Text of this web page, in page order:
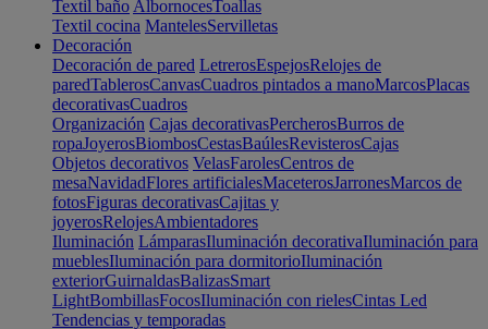
Textil baño AlbornocesToallas
Textil cocina MantelesServilletas
Decoración
Decoración de pared LetrerosEspejosRelojes de
paredTablerosCanvasCuadros pintados a manoMarcosPlacas
decorativasCuadros
Organización Cajas decorativasPercherosBurros de
ropaJoyerosBiombosCestasBaúlesRevisterosCajas
Objetos decorativos VelasFarolesCentros de
mesaNavidadFlores artificialesMaceterosJarronesMarcos de
fotosFiguras decorativasCajitas y
joyerosRelojesAmbientadores
Iluminación LámparasIluminación decorativaIluminación para
mueblesIluminación para dormitorioIluminación
exteriorGuirnaldasBalizasSmart
LightBombillasFocosIluminación con rielesCintas Led
Tendencias y temporadas